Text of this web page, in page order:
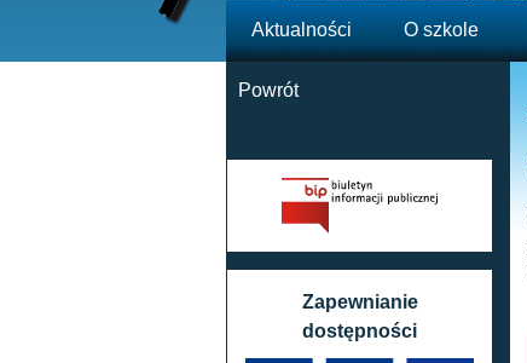
Aktualności O szkole
Powrót
Zapewnianie
dostępności